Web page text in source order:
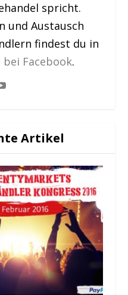
spricht.
und Austausch
findest du in
Facebook.
Artikel